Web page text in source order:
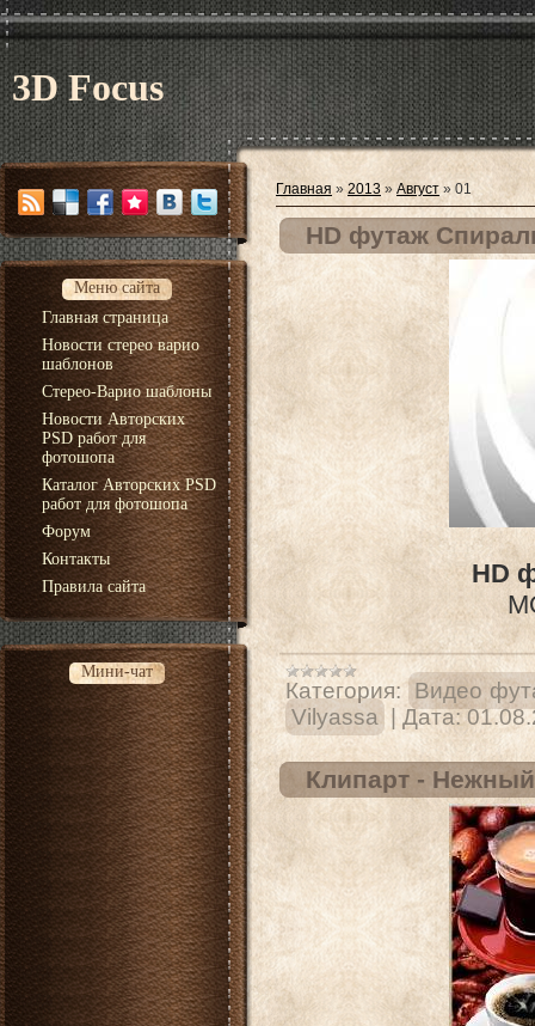
3D Focus
Меню сайта
Главная страница
Новости стерео варио
шаблонов
Стерео-Варио шаблоны
Новости Авторских
PSD работ для
фотошопа
Каталог Авторских PSD
работ для фотошопа
Форум
Контакты
Правила сайта
Мини-чат
Главная » 2013 » Август » 01
HD футаж
HD
Категория:
Видео
Vilyassa
Дата:
Клипарт -